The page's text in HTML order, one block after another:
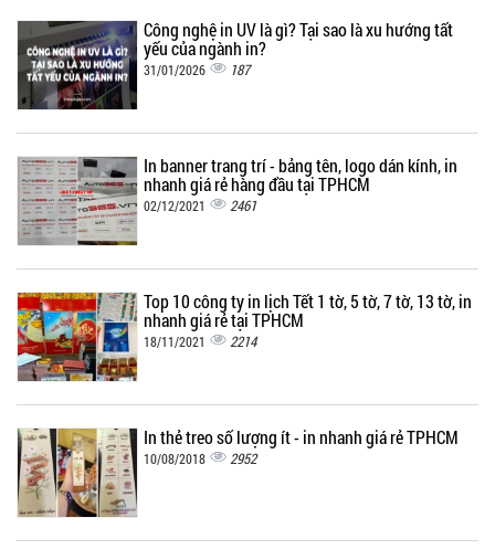
Công nghệ in UV là gì? Tại sao là xu hướng tất
yếu của ngành in?
31/01/2026 187
In banner trang trí - bảng tên, logo dán kính, in
nhanh giá rẻ hàng đầu tại TPHCM
02/12/2021 2461
Top 10 công ty in lịch Tết 1 tờ, 5 tờ, 7 tờ, 13 tờ, in
nhanh giá rẻ tại TPHCM
18/11/2021 2214
In thẻ treo số lượng ít - in nhanh giá rẻ TPHCM
10/08/2018 2952